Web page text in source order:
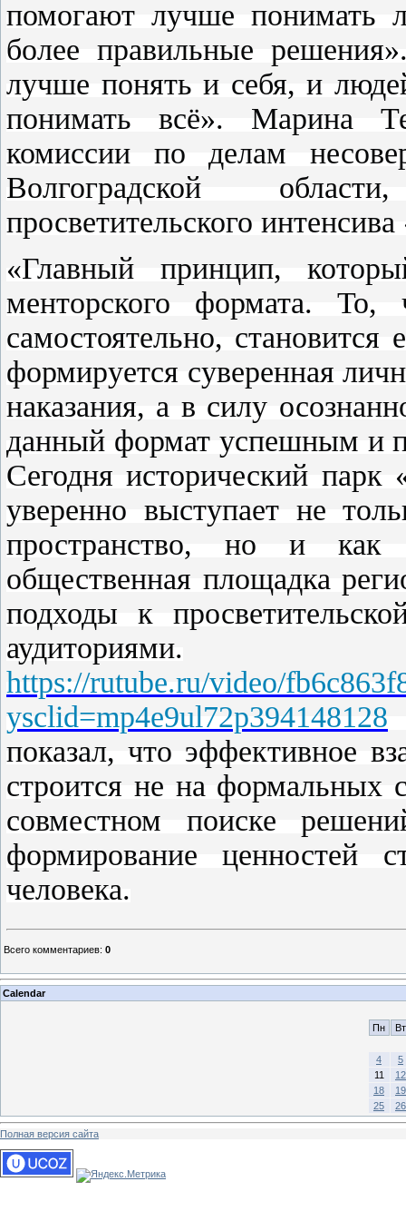
помогают лучше понимать
более правильные
лучше понять и себя, и
понимать всё». Марина
комиссии по делам
Волгоградской
просветительского
«Главный принцип,
менторского формата. То,
самостоятельно,
формируется суверенная
наказания, а в силу
данный формат успешным и
Сегодня исторический
уверенно выступает не
пространство, но и как
общественная площадка
подходы к
аудиториями.
https://rutube.ru/video/
ysclid=mp4e9ul72p394148128
показал, что эффективное
строится не на формальных
совместном поиске
формирование ценностей
человека.
Всего комментариев: 0
Calendar
Пн Вт
4
5
11
12
18
19
25
26
Полная версия сайта